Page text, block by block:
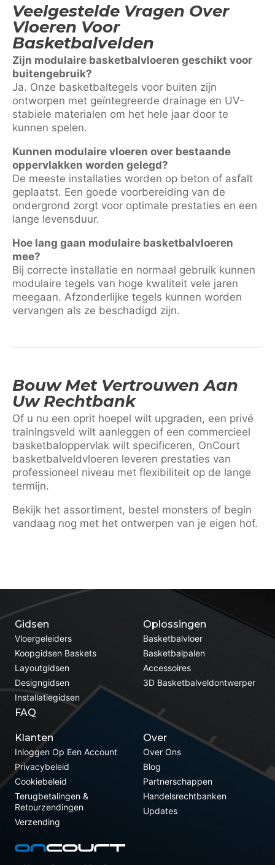
Veelgestelde Vragen Over
Vloeren Voor
Basketbalvelden
Zijn modulaire basketbalvloeren geschikt voor
buitengebruik?
Ja. Onze basketbaltegels voor buiten zijn
ontworpen met geïntegreerde drainage en UV-
stabiele materialen om het hele jaar door te
kunnen spelen.
Kunnen modulaire vloeren over bestaande
oppervlakken worden gelegd?
De meeste installaties worden op beton of asfalt
geplaatst. Een goede voorbereiding van de
ondergrond zorgt voor optimale prestaties en een
lange levensduur.
Hoe lang gaan modulaire basketbalvloeren
mee?
Bij correcte installatie en normaal gebruik kunnen
modulaire tegels van hoge kwaliteit vele jaren
meegaan. Afzonderlijke tegels kunnen worden
vervangen als ze beschadigd zijn.
Bouw Met Vertrouwen Aan
Uw Rechtbank
Of u nu een oprit hoepel wilt upgraden, een privé
trainingsveld wilt aanleggen of een commercieel
basketbaloppervlak wilt specificeren, OnCourt
basketbalveldvloeren leveren prestaties van
professioneel niveau met flexibiliteit op de lange
termijn.
Bekijk het assortiment, bestel monsters of begin
vandaag nog met het ontwerpen van je eigen hof.
Oplossingen
Basketbalvloer
Basketbalpalen
Accessoires
3D Basketbalveldontwerper
Gidsen
Vloergeleiders
Koopgidsen Baskets
Layoutgidsen
Designgidsen
Installatiegidsen
FAQ
Klanten
Inloggen Op Een Account
Privacybeleid
Cookiebeleid
Terugbetalingen &
Retourzendingen
Verzending
Over
Over Ons
Blog
Partnerschappen
Handelsrechtbanken
Updates